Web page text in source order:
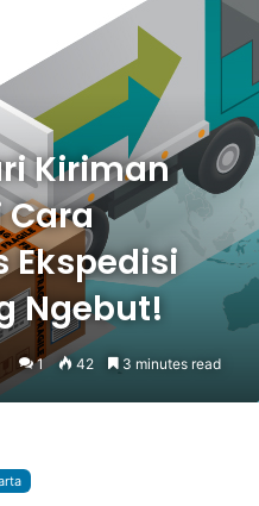
Kiriman
Cara
Ekspedisi
Ngebut!
1 42 3 minutes read